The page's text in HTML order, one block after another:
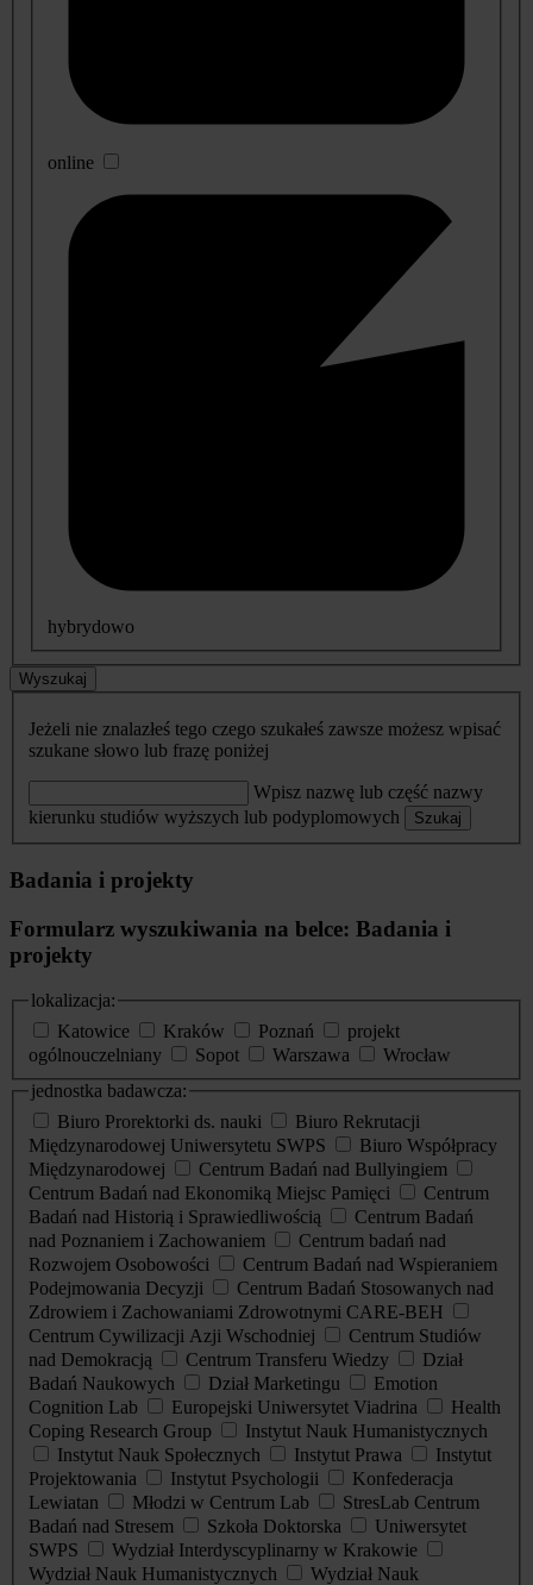
online
hybrydowo
Wyszukaj
Jeżeli nie znalazłeś tego czego szukałeś zawsze możesz wpisać
szukane słowo lub frazę poniżej
Wpisz nazwę lub część nazwy
kierunku studiów wyższych lub podyplomowych
Szukaj
Badania i projekty
Formularz wyszukiwania na belce: Badania i
projekty
lokalizacja:
Katowice
Kraków Poznań
projekt
ogólnouczelniany
Sopot Warszawa
Wrocław
jednostka badawcza:
Biuro Prorektorki ds. nauki
Biuro Rekrutacji
Międzynarodowej Uniwersytetu SWPS
Biuro Współpracy
Międzynarodowej
Centrum Badań nad Bullyingiem
Centrum Badań nad Ekonomiką Miejsc Pamięci
Centrum
Badań nad Historią i Sprawiedliwością
Centrum Badań
nad Poznaniem i Zachowaniem
Centrum badań nad
Rozwojem Osobowości
Centrum Badań nad Wspieraniem
Podejmowania Decyzji
Centrum Badań Stosowanych nad
Zdrowiem i Zachowaniami Zdrowotnymi CARE-BEH
Centrum Cywilizacji Azji Wschodniej
Centrum Studiów
nad Demokracją
Centrum Transferu Wiedzy
Dział
Badań Naukowych
Dział Marketingu
Emotion
Cognition Lab
Europejski Uniwersytet Viadrina
Health
Coping Research Group
Instytut Nauk Humanistycznych
Instytut Nauk Społecznych
Instytut Prawa
Instytut
Projektowania
Instytut Psychologii
Konfederacja
Lewiatan
Młodzi w Centrum Lab
StresLab Centrum
Badań nad Stresem
Szkoła Doktorska
Uniwersytet
SWPS
Wydział Interdyscyplinarny w Krakowie
Wydział Nauk Humanistycznych
Wydział Nauk